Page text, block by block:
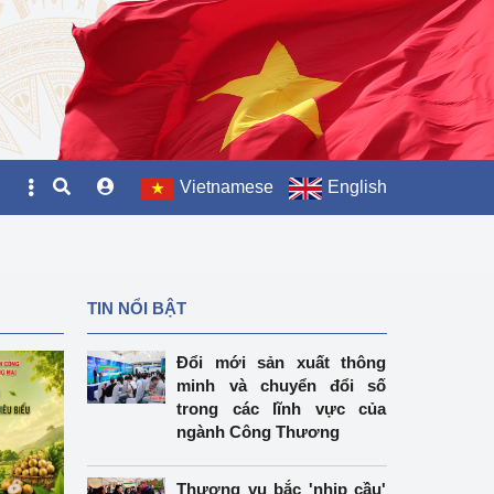
Vietnamese English
TIN NỔI BẬT
Đổi mới sản xuất thông
minh và chuyển đổi số
trong các lĩnh vực của
ngành Công Thương
Thương vụ bắc 'nhịp cầu'